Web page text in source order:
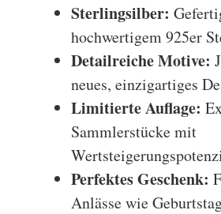
Sterlingsilber:
hochwertigem 925er
Detailreiche Motive:
neues, einzigartiges
Limitierte Auflage:
Sammlerstücke mit
Perfektes Geschenk:
Anlässe wie